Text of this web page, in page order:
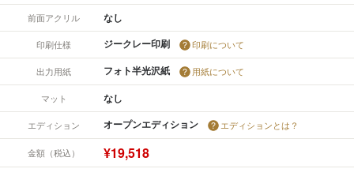
前面アクリル なし
印刷仕様 ジークレー印刷 印刷について
出力用紙 フォト半光沢紙 用紙について
マット なし
エディション オープンエディション エディションとは？
金額（税込） ¥19,518